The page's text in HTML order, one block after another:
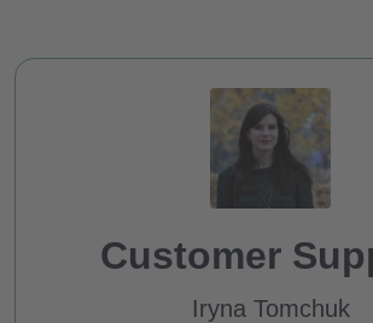
Customer
Iryna Tomchuk